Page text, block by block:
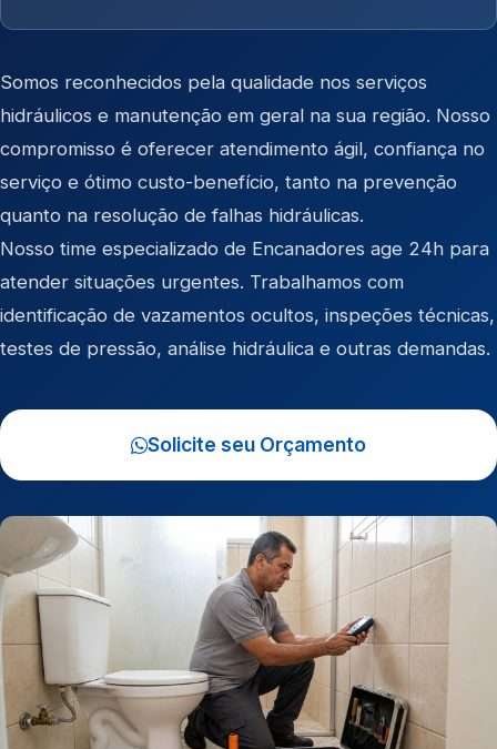
Somos reconhecidos pela qualidade nos serviços
hidráulicos e manutenção em geral na sua região. Nosso
compromisso é oferecer atendimento ágil, confiança no
serviço e ótimo custo-benefício, tanto na prevenção
quanto na resolução de falhas hidráulicas.
Nosso time especializado de Encanadores age 24h para
atender situações urgentes. Trabalhamos com
identificação de vazamentos ocultos, inspeções técnicas,
testes de pressão, análise hidráulica e outras demandas.
Solicite seu Orçamento